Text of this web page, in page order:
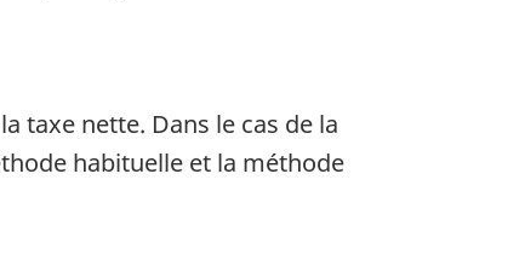
taxe nette. Dans le cas de la
habituelle et la méthode